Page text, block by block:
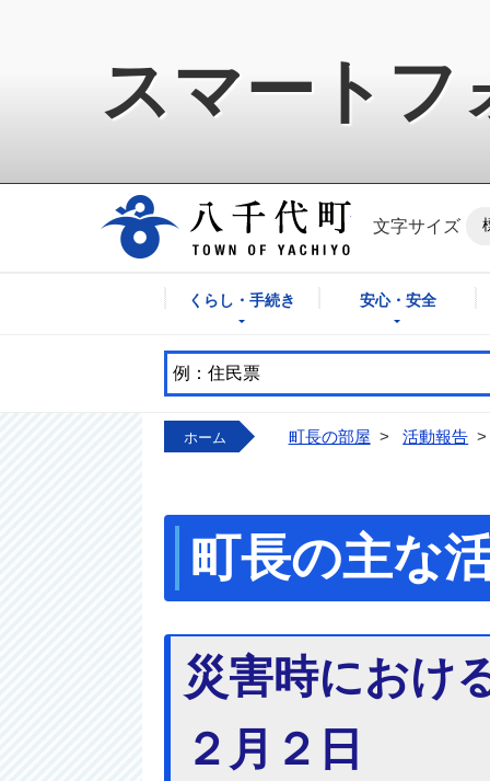
スマートフ
八千代町公式ホ
文字サイズ
くらし・手続き 安心・安全
ホーム 町長の部屋 > 活動報告 >
町長の主な
災害時におけ
２月２日